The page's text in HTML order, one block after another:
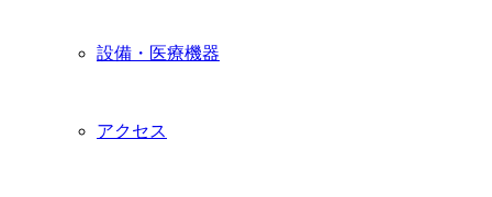
設備・医療機器
アクセス